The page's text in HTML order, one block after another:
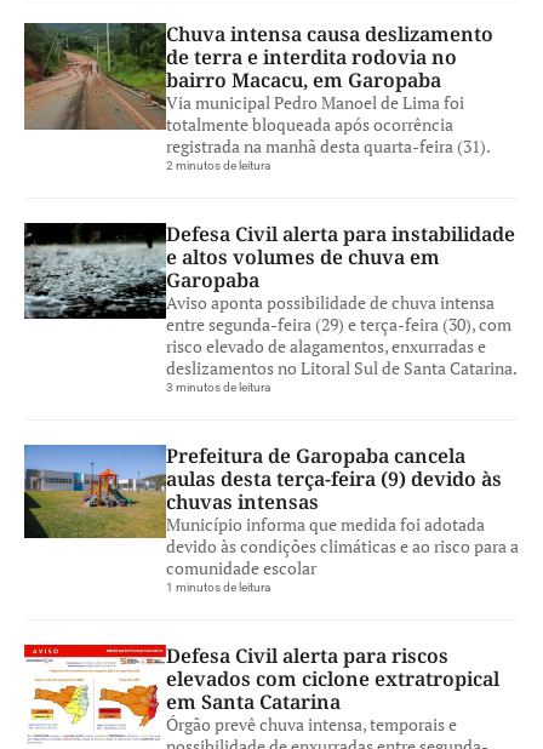
Chuva intensa causa deslizamento
de terra e interdita rodovia no
bairro Macacu, em Garopaba
Via municipal Pedro Manoel de Lima foi
totalmente bloqueada após ocorrência
registrada na manhã desta quarta-feira (31).
2 minutos de leitura
Defesa Civil alerta para instabilidade
e altos volumes de chuva em
Garopaba
Aviso aponta possibilidade de chuva intensa
entre segunda-feira (29) e terça-feira (30), com
risco elevado de alagamentos, enxurradas e
deslizamentos no Litoral Sul de Santa Catarina.
3 minutos de leitura
Prefeitura de Garopaba cancela
aulas desta terça-feira (9) devido às
chuvas intensas
Município informa que medida foi adotada
devido às condições climáticas e ao risco para a
comunidade escolar
1 minutos de leitura
Defesa Civil alerta para riscos
elevados com ciclone extratropical
em Santa Catarina
Órgão prevê chuva intensa, temporais e